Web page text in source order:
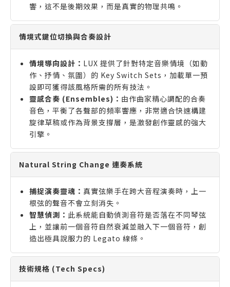
響，這不是後期效果，而是真實的物理共鳴。
情境式鍵位切換與合奏設計
情境導向設計： LUX 提供了針對特定音樂情境（如動
作、抒情、氛圍）的 Key Switch Sets，加載單一預
設即可獲得該風格所需的所有技法。
靈感合奏 (Ensembles)： 由作曲家精心調配的合奏
音色，平衡了各聲部的頻率響應，非常適合快速構建
旋律草稿或作為背景支撐層，是激發創作靈感的強大
引擎。
Natural String Change 連奏系統
捕捉演奏靈魂： 真實弦樂手在跨大音程演奏時，上一
根弦的聲音不會立刻消失。
智慧偵測： 此系統能自動偵測音符是否落在不同琴弦
上，並讓前一個音符自然衰減並融入下一個音符，創
造出極具說服力的 Legato 線條。
技術規格 (Tech Specs)